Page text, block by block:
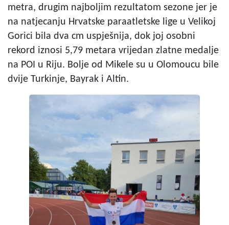
metra, drugim najboljim rezultatom sezone jer je
na natjecanju Hrvatske paraatletske lige u Velikoj
Gorici bila dva cm uspješnija, dok joj osobni
rekord iznosi 5,79 metara vrijedan zlatne medalje
na POI u Riju. Bolje od Mikele su u Olomoucu bile
dvije Turkinje, Bayrak i Altin.